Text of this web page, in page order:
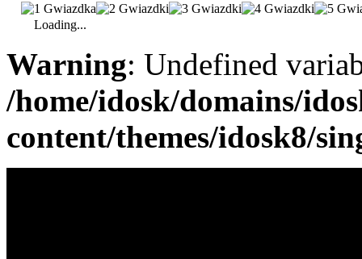
Loading...
Warning: Undefined
/home/idosk/domains/
content/themes/idosk8/